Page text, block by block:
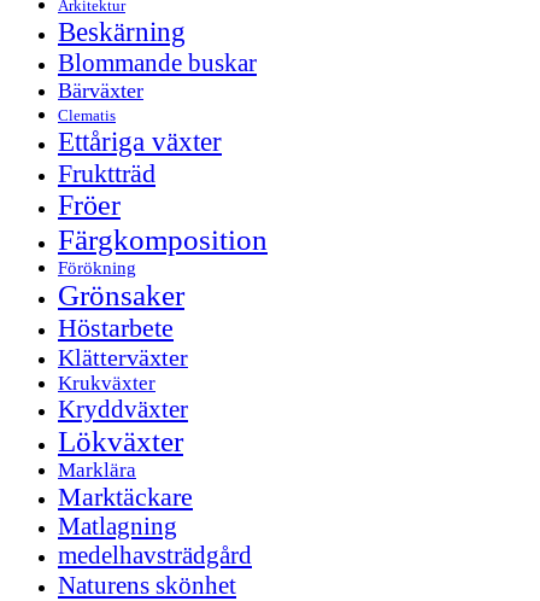
Arkitektur
Beskärning
Blommande buskar
Bärväxter
Clematis
Ettåriga växter
Fruktträd
Fröer
Färgkomposition
Förökning
Grönsaker
Höstarbete
Klätterväxter
Krukväxter
Kryddväxter
Lökväxter
Marklära
Marktäckare
Matlagning
medelhavsträdgård
Naturens skönhet